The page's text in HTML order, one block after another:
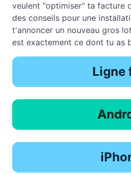
veulent "optimiser" ta facture
des conseils pour une
t'annoncer un nouveau gros
est exactement ce dont tu as
Ligne